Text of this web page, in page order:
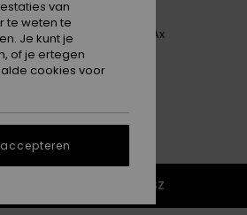
Lake Blue Make A Spl Ax
1SZ
van
te weten te
Je kunt je
of je ertegen
cookies voor